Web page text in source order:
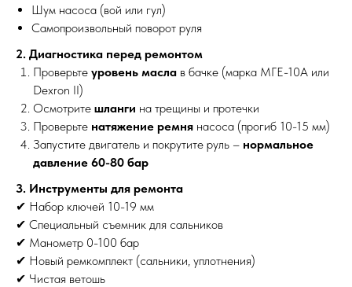
Шум насоса (вой или гул)
Самопроизвольный поворот руля
2. Диагностика перед ремонтом
Проверьте уровень масла в бачке (марка МГЕ-10А или
Dexron II)
Осмотрите шланги на трещины и протечки
Проверьте натяжение ремня насоса (прогиб 10-15 мм)
Запустите двигатель и покрутите руль – нормальное
давление 60-80 бар
3. Инструменты для ремонта
✔ Набор ключей 10-19 мм
✔ Специальный съемник для сальников
✔ Манометр 0-100 бар
✔ Новый ремкомплект (сальники, уплотнения)
✔ Чистая ветошь